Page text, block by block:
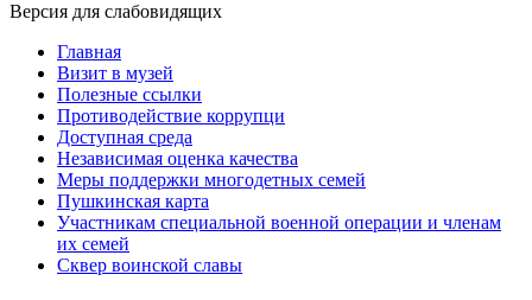
Версия для слабовидящих
Главная
Визит в музей
Полезные ссылки
Противодействие коррупци
Доступная среда
Независимая оценка качества
Меры поддержки многодетных семей
Пушкинская карта
Участникам специальной военной операции и членам
их семей
Сквер воинской славы